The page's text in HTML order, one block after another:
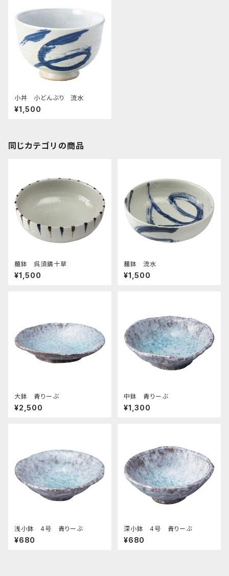
小丼 小どんぶり 流水
¥1,500
同じカテゴリの商品
麺鉢 呉須錆十草
¥1,500
麺鉢 流水
¥1,500
大鉢 青りーぶ
¥2,500
中鉢 青りーぶ
¥1,300
浅小鉢 4号 青りーぶ
¥680
深小鉢 4号 青りーぶ
¥680